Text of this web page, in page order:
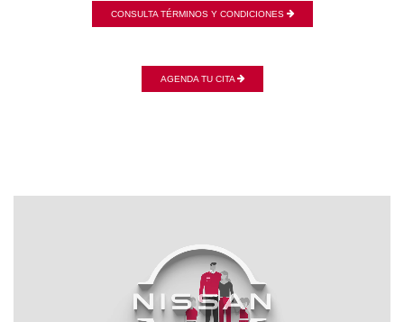
CONSULTA TÉRMINOS Y CONDICIONES
AGENDA TU CITA